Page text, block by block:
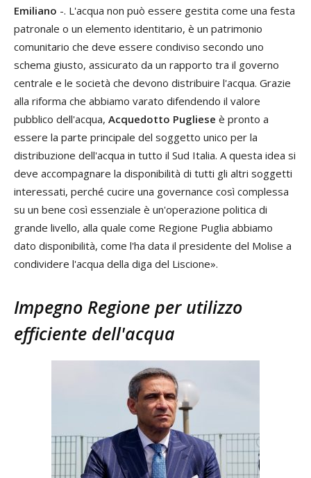
Emiliano -. L'acqua non può essere gestita come una festa
patronale o un elemento identitario, è un patrimonio
comunitario che deve essere condiviso secondo uno
schema giusto, assicurato da un rapporto tra il governo
centrale e le società che devono distribuire l'acqua. Grazie
alla riforma che abbiamo varato difendendo il valore
pubblico dell'acqua, Acquedotto Pugliese è pronto a
essere la parte principale del soggetto unico per la
distribuzione dell'acqua in tutto il Sud Italia. A questa idea si
deve accompagnare la disponibilità di tutti gli altri soggetti
interessati, perché cucire una governance così complessa
su un bene così essenziale è un'operazione politica di
grande livello, alla quale come Regione Puglia abbiamo
dato disponibilità, come l'ha data il presidente del Molise a
condividere l'acqua della diga del Liscione».
Impegno Regione per utilizzo
efficiente dell'acqua